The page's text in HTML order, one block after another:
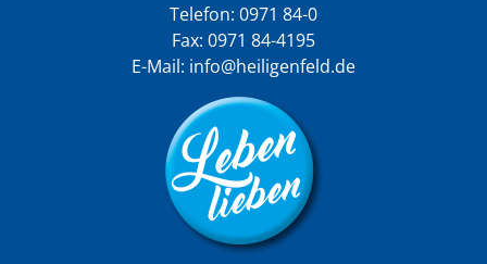
Telefon: 0971 84-0
Fax: 0971 84-4195
E-Mail: info@heiligenfeld.de